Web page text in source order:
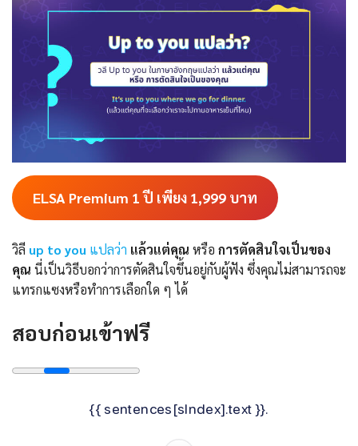
ELSA Premium 1 ปี เพียง 1,999 บาท
วิลี up to you แปลว่า แล้วแต่คุณ หรือ การตัดสินใจเป็นของ
คุณ นี่เป็นวิธีบอกว่าการตัดสินใจขึ้นอยู่กับผู้ฟัง ซึ่งคุณไม่สามารถจะ
แทรกแซงหรือทำการเลือกใด ๆ ได้
สอบก่อนเข้าฟรี
{{ sentences[sIndex].text }}.